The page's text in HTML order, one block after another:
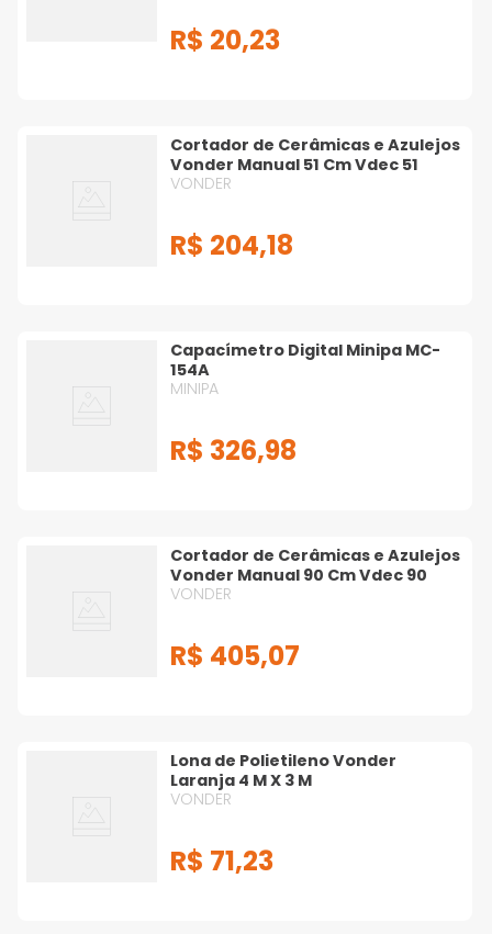
R$ 20,23
Cortador de Cerâmicas e Azulejos
Vonder Manual 51 Cm Vdec 51
VONDER
R$ 204,18
Capacímetro Digital Minipa MC-
154A
MINIPA
R$ 326,98
Cortador de Cerâmicas e Azulejos
Vonder Manual 90 Cm Vdec 90
VONDER
R$ 405,07
Lona de Polietileno Vonder
Laranja 4 M X 3 M
VONDER
R$ 71,23